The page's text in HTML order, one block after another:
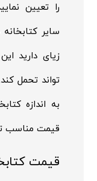
را تعیین
سایر
زیای دارید
تواند تحمل
به اندازه
قیمت مناسب
قیمت